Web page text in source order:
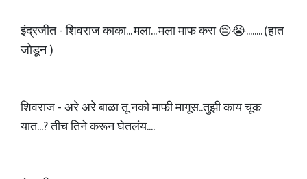
इंद्रजीत - शिवराज काका... मला... मला माफ करा 😔😭........ (हात
जोडून )
शिवराज - अरे अरे बाळा तू नको माफी मागूस..तुझी काय चूक
यात...? तीच तिने करून घेतलंय....